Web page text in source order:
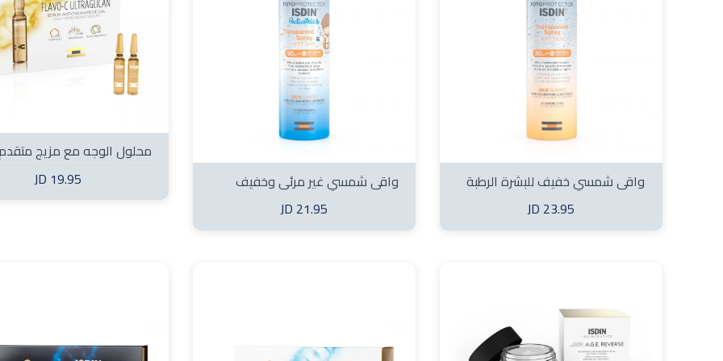
واقي شمسي خفيف للبشرة الرطبة
23.95 JD
واقي شمسي غير مرئي وخفيف
للبشرة الرطبة للاطفال SPF50+ 250 21.95 JD
محلول الوجه مع مزيج
مضادات الأكسدة والعوامل
19.95 JD